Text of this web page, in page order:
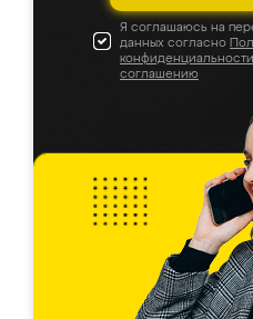
Я соглашаюсь на
данных согласно
конфиденциальности
соглашению